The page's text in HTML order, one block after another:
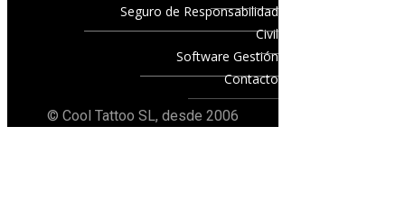
Seguro de Responsabilidad
Civil
Software Gestión
Contacto
© Cool Tattoo SL, desde 2006